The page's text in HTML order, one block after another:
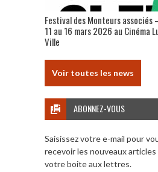
Festival des Monteurs associés
11 au 16 mars 2026 au Cinéma
Ville
Voir toutes les news
ABONNEZ-VOUS
Saisissez votre e-mail pour
recevoir les nouveaux
votre boite aux lettres.